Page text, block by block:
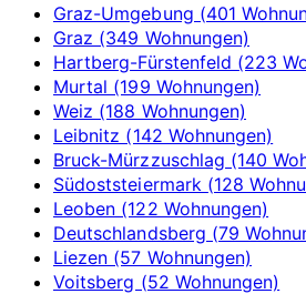
Graz-Umgebung (401
Graz (349 Wohnungen)
Hartberg-Fürstenfeld (223
Murtal (199 Wohnungen)
Weiz (188 Wohnungen)
Leibnitz (142 Wohnungen)
Bruck-Mürzzuschlag (140
Südoststeiermark (128
Leoben (122 Wohnungen)
Deutschlandsberg (79
Liezen (57 Wohnungen)
Voitsberg (52 Wohnungen)